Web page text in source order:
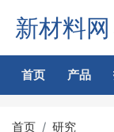
新材料网
首页 产品
首页 研究